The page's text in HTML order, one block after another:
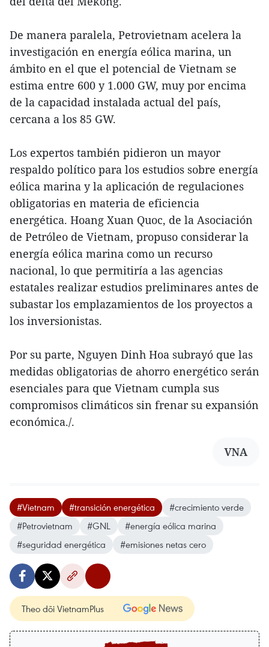
De manera paralela, Petrovietnam acelera la
investigación en energía eólica marina, un
ámbito en el que el potencial de Vietnam se
estima entre 600 y 1.000 GW, muy por encima
de la capacidad instalada actual del país,
cercana a los 85 GW.
Los expertos también pidieron un mayor
respaldo político para los estudios sobre energía
eólica marina y la aplicación de regulaciones
obligatorias en materia de eficiencia
energética. Hoang Xuan Quoc, de la Asociación
de Petróleo de Vietnam, propuso considerar la
energía eólica marina como un recurso
nacional, lo que permitiría a las agencias
estatales realizar estudios preliminares antes de
subastar los emplazamientos de los proyectos a
los inversionistas.
Por su parte, Nguyen Dinh Hoa subrayó que las
medidas obligatorias de ahorro energético serán
esenciales para que Vietnam cumpla sus
compromisos climáticos sin frenar su expansión
económica./.
VNA
#Vietnam #transición energética
#crecimiento verde
#Petrovietnam
#GNL
#energía eólica marina
#seguridad energética
#emisiones netas cero
Theo dõi VietnamPlus